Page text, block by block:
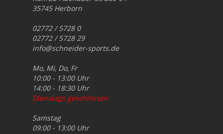
35745 Herborn
02772 / 5728 0
02772 / 5728 29
info@schneider-sports.de
Mo, Mi, Do, Fr
10:00 - 13:00 Uhr
14:00 - 18:30 Uhr
Dienstags geschlossen
Samstag
09:00 - 13:00 Uhr